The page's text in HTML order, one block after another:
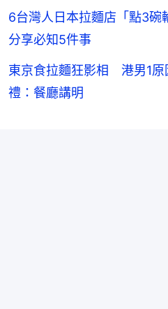
6台灣人日本拉麵店「點3
分享必知5件事
東京食拉麵狂影相 港男1
禮：餐廳講明